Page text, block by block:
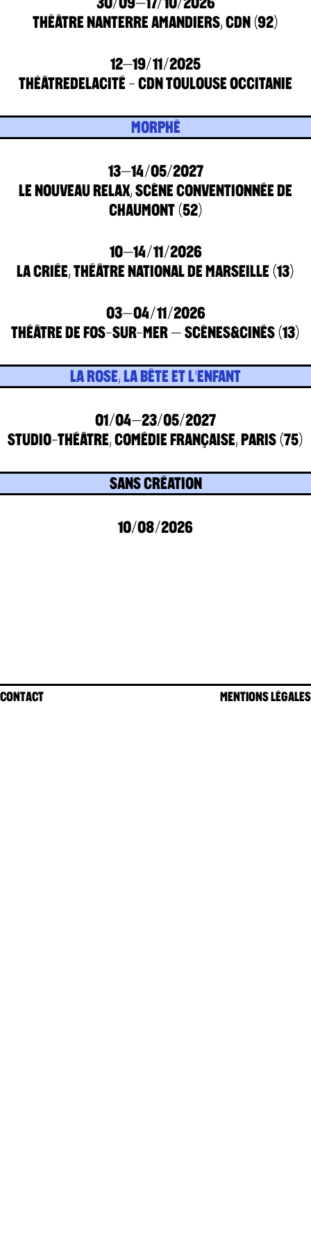
THÉÂTRE NANTERRE AMANDIERS, CDN (92)
12–19/11/2025
THÉÂTREDELACITÉ - CDN TOULOUSE OCCITANIE
MORPHĒ
13–14/05/2027
LE NOUVEAU RELAX, SCÈNE CONVENTIONNÉE DE
CHAUMONT (52)
10–14/11/2026
LA CRIÉE, THÉÂTRE NATIONAL DE MARSEILLE (13)
03–04/11/2026
THÉÂTRE DE FOS-SUR-MER – SCÈNES&CINÉS (13)
LA ROSE, LA BÊTE ET L'ENFANT
01/04–23/05/2027
STUDIO-THÉÂTRE, COMÉDIE FRANÇAISE, PARIS (75)
SANS CRÉATION
10/08/2026
CONTACT MENTIONS LÉGALES